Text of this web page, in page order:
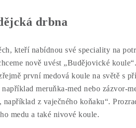
drbna
kteří nabídnou své speciality na
nově uvést „Budějovické
první medová koule na světě s
meruňka-med nebo zázvor-
z vaječného koňaku“.
medu a také nivové koule.